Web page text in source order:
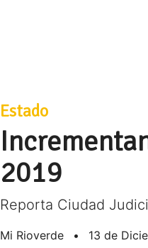
Estado
2019
Reporta Ciudad
Mi Rioverde • 13 de